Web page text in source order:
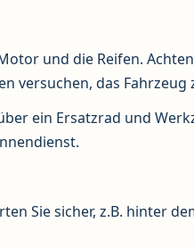
und die Reifen.
versuchen, das Fahrzeug
ein Ersatzrad und
Sie sicher, z.B. hinter